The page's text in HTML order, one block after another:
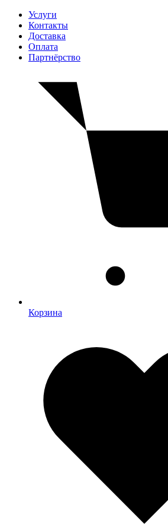
Услуги
Контакты
Доставка
Оплата
Партнёрство
Корзина